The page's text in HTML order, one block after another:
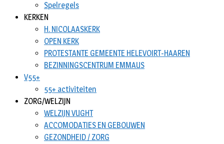
Spelregels
KERKEN
H. NICOLAASKERK
OPEN KERK
PROTESTANTE GEMEENTE HELEVOIRT-HAAREN
BEZINNINGSCENTRUM EMMAUS
V55+
55+ activiteiten
ZORG/WELZIJN
WELZIJN VUGHT
ACCOMODATIES EN GEBOUWEN
GEZONDHEID / ZORG